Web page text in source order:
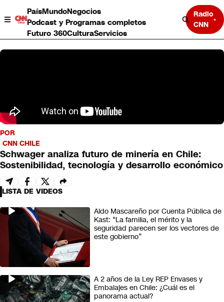
PaísMundoNegocios
Podcast y Programas completos
Futuro 360CulturaServicios
Radio
CNN
País
Mundo
Negocios
Deportes
Programas completos
Cultura
Servicios
CNN Data
CNN tiempo
Futuro 360
Opinión
POR
CNN CHILE
Schwager analiza futuro de minería en Chile:
Sostenibilidad, tecnología y desarrollo económico
LISTA DE VIDEOS
Aldo Mascareño por Cuenta Pública de
Kast: “La familia, el mérito y la
seguridad parecen ser los vectores de
este gobierno”
A 2 años de la Ley REP Envases y
Embalajes en Chile: ¿Cuál es el
panorama actual?